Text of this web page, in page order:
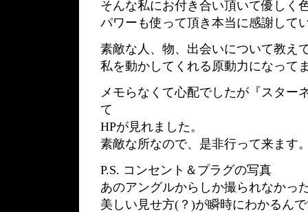
そんな私にお付き合い頂いて優しく
パワーも使って頂き本当に感謝して
素敵な人、物、出会いについて教え
私を動かしてくれる原動力になって
メモらなくて心配でしたが『スター
て
HPが見れました。
素敵な所なので、是非行って来ます
P.S. コンセント＆プラグの写真
あのアングルからしか撮られなかっ
美しい見せ方(？)が瞬時にわかるん